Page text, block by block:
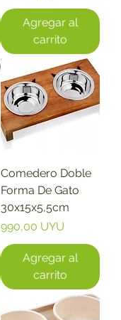
Agregar al
carrito
Comedero Doble
Forma De Gato
30x15x5,5cm
Precio
990,00 UYU
Agregar al
carrito